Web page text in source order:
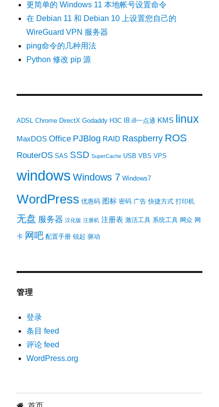
更简单的 Windows 11 本地帐号设置命令
在 Debian 11 和 Debian 10 上设置您自己的
WireGuard VPN 服务器
ping命令的几种用法
Python 修改 pip 源
ADSL Chrome DirectX Godaddy H3C I8 i8一点通 KMS linux
MaxDOS Office PJBlog RAID Raspberry ROS
RouterOS SAS SSD SuperCache USB VBS VPS
windows Windows 7 Windows7
WordPress 优惠码 图标 密码 广告 快捷方式 打印机
无盘 服务器 汉化版 注册机 注册表 激活工具 系统工具 网众 网
卡 网吧 配置手册 锐起 驱动
管理
登录
条目 feed
评论 feed
WordPress.org